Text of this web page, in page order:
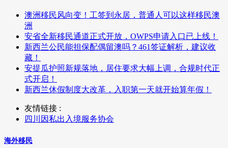
澳洲移民风向变！工签到永居，普通人可以这样移民澳
洲
安省全新移民通道正式开放，OWPS申请入口已上线！
新西兰公民能担保配偶留澳吗？461签证解析，建议收
藏！
安提瓜护照新规落地，居住要求大幅上调，合规时代正
式开启！
新西兰休假制度大改革，入职第一天就开始算年假！
友情链接 :
四川因私出入境服务协会
海外移民